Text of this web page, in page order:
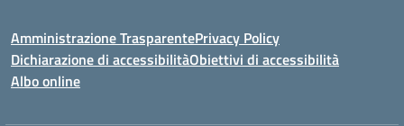
Amministrazione TrasparentePrivacy Policy
Dichiarazione di accessibilitàObiettivi di accessibilità
Albo online